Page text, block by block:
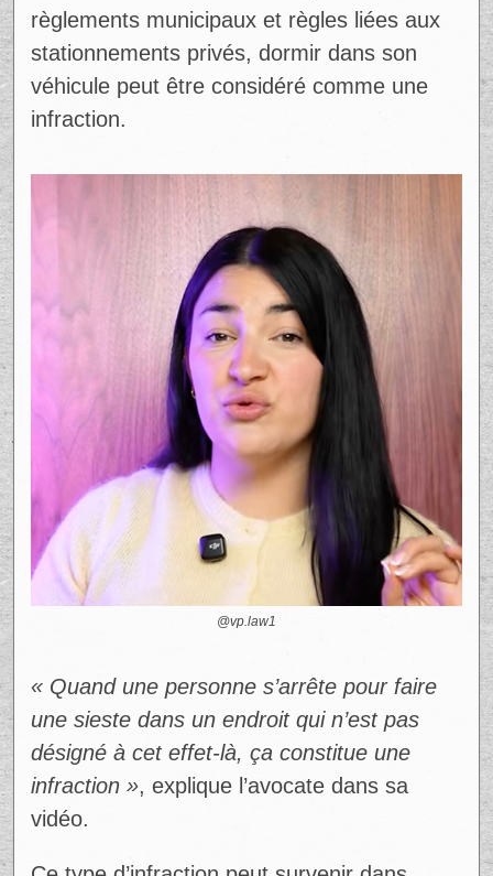
règlements municipaux et règles liées aux
stationnements privés, dormir dans son
véhicule peut être considéré comme une
infraction.
@vp.law1
« Quand une personne s’arrête pour faire
une sieste dans un endroit qui n’est pas
désigné à cet effet-là, ça constitue une
infraction », explique l’avocate dans sa
vidéo.